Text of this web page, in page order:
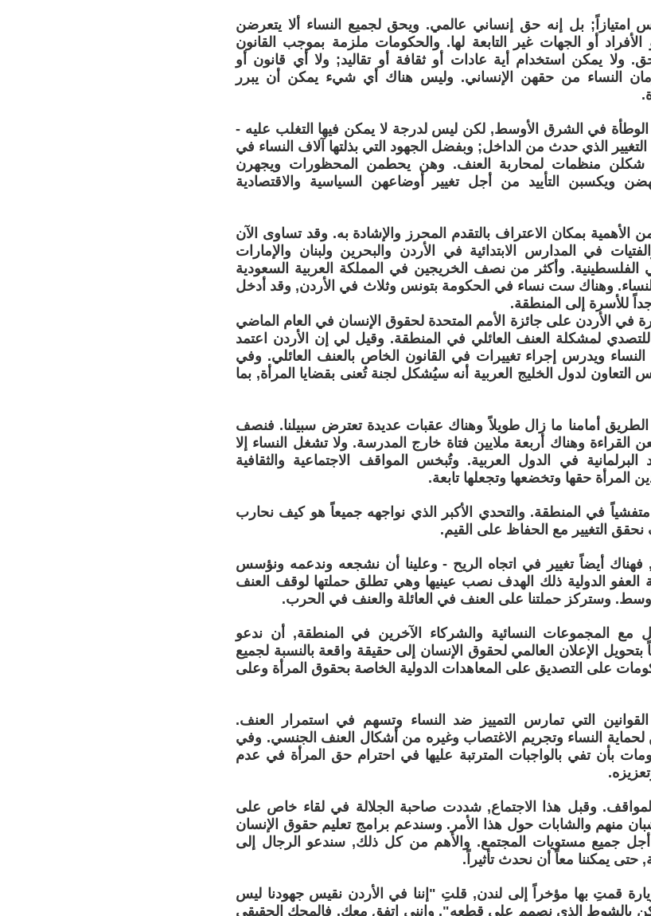
امتيازاً; بل إنه حق إنساني عالمي. ويحق لجميع النساء ألا يتعرضن
أو الجهات غير التابعة لها. والحكومات ملزمة بموجب القانون
ولا يمكن استخدام أية عادات أو ثقافة أو تقاليد; ولا أي قانون أو
النساء من حقهن الإنساني. وليس هناك أي شيء يمكن أن يبرر
في الشرق الأوسط, لكن ليس لدرجة لا يمكن فيها التغلب عليه -
الذي حدث من الداخل; وبفضل الجهود التي بذلتها آلاف النساء في
شكلن منظمات لمحاربة العنف. وهن يحطمن المحظورات ويجهرن
ويكسبن التأييد من أجل تغيير أوضاعهن السياسية والاقتصادية
الأهمية بمكان الاعتراف بالتقدم المحرز والإشادة به. وقد تساوى الآن
في المدارس الابتدائية في الأردن والبحرين ولبنان والإمارات
الفلسطينية. وأكثر من نصف الخريجين في المملكة العربية السعودية
وهناك ست نساء في الحكومة بتونس وثلاث في الأردن, وقد أدخل
جداً للأسرة إلى المنطقة.
في الأردن على جائزة الأمم المتحدة لحقوق الإنسان في العام الماضي
للتصدي لمشكلة العنف العائلي في المنطقة. وقيل لي إن الأردن اعتمد
النساء ويدرس إجراء تغييرات في القانون الخاص بالعنف العائلي. وفي
التعاون لدول الخليج العربية أنه سيُشكل لجنة تُعنى بقضايا المرأة, بما
أمامنا ما زال طويلاً وهناك عقبات عديدة تعترض سبيلنا. فنصف
القراءة وهناك أربعة ملايين فتاة خارج المدرسة. ولا تشغل النساء إلا
في الدول العربية. وتُبخس المواقف الاجتماعية والثقافية
المرأة حقها وتخضعها وتجعلها تابعة.
في المنطقة. والتحدي الأكبر الذي نواجهه جميعاً هو كيف نحارب
التغيير مع الحفاظ على القيم.
فهناك أيضاً تغيير في اتجاه الريح - وعلينا أن نشجعه وندعمه ونؤسس
الدولية ذلك الهدف نصب عينيها وهي تطلق حملتها لوقف العنف
وستركز حملتنا على العنف في العائلة والعنف في الحرب.
مع المجموعات النسائية والشركاء الآخرين في المنطقة, أن ندعو
بتحويل الإعلان العالمي لحقوق الإنسان إلى حقيقة واقعة بالنسبة لجميع
على التصديق على المعاهدات الدولية الخاصة بحقوق المرأة وعلى
التي تمارس التمييز ضد النساء وتسهم في استمرار العنف.
النساء وتجريم الاغتصاب وغيره من أشكال العنف الجنسي. وفي
بأن تفي بالواجبات المترتبة عليها في احترام حق المرأة في عدم
وقبل هذا الاجتماع, شددت صاحبة الجلالة في لقاء خاص على
منهم والشابات حول هذا الأمر. وسندعم برامج تعليم حقوق الإنسان
أجل جميع مستويات المجتمع. والأهم من كل ذلك, سندعو الرجال إلى
حتى يمكننا معاً أن نحدث تأثيراً.
قمتِ بها مؤخراً إلى لندن, قلتِ "إننا في الأردن نقيس جهودنا ليس
بالشوط الذي نصمم على قطعه". وإنني اتفق معكِ. فالمحك الحقيقي